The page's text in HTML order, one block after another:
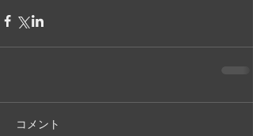
コメント